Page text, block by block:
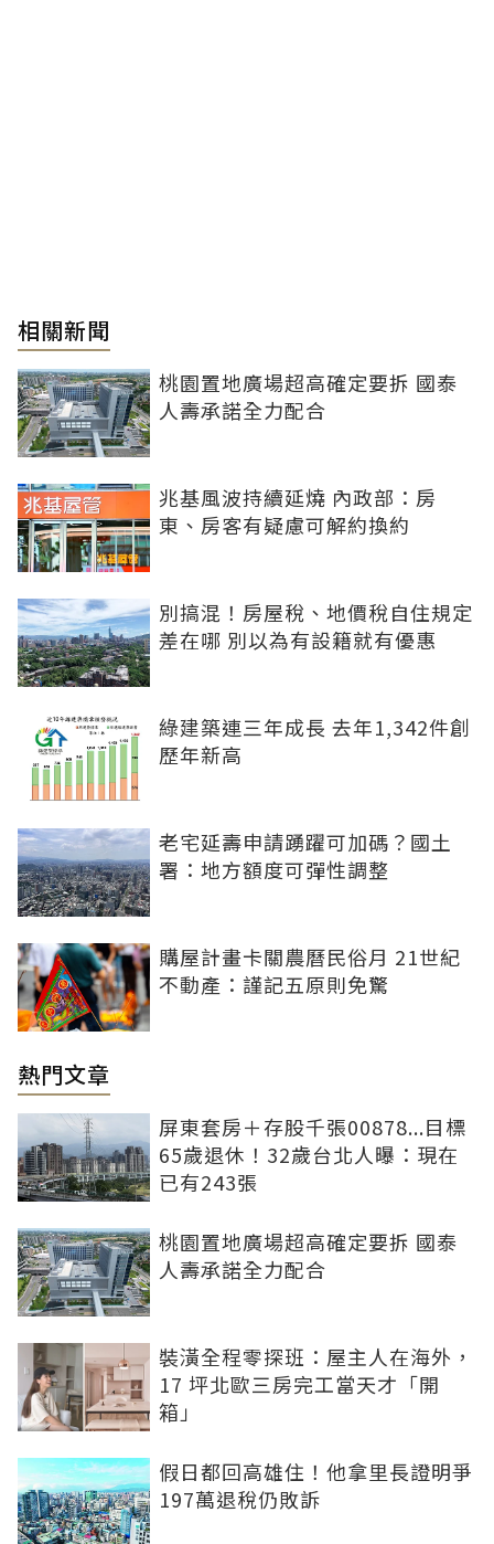
相關新聞
桃園置地廣場超高確定要拆 國泰
人壽承諾全力配合
兆基風波持續延燒 內政部：房
東、房客有疑慮可解約換約
別搞混！房屋稅、地價稅自住規定
差在哪 別以為有設籍就有優惠
綠建築連三年成長 去年1,342件創
歷年新高
老宅延壽申請踴躍可加碼？國土
署：地方額度可彈性調整
購屋計畫卡關農曆民俗月 21世紀
不動產：謹記五原則免驚
熱門文章
屏東套房＋存股千張00878...目標
65歲退休！32歲台北人曝：現在
已有243張
桃園置地廣場超高確定要拆 國泰
人壽承諾全力配合
裝潢全程零探班：屋主人在海外，
17 坪北歐三房完工當天才「開
箱」
假日都回高雄住！他拿里長證明爭
197萬退稅仍敗訴